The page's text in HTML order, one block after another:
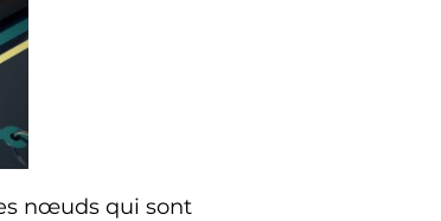
nœuds qui sont